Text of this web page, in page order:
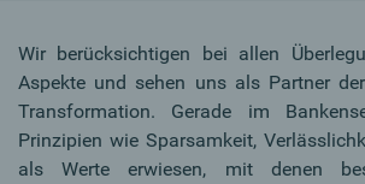
Wir berücksichtigen bei allen
Aspekte und sehen uns als Partner
Transformation. Gerade im
Prinzipien wie Sparsamkeit,
als Werte erwiesen, mit denen